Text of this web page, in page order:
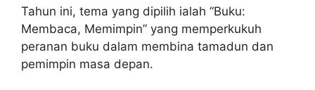
Tahun ini, tema yang dipilih ialah “Buku:
Membaca, Memimpin” yang memperkukuh
peranan buku dalam membina tamadun dan
pemimpin masa depan.